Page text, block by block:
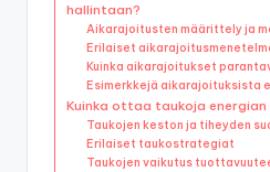
hallintaan?
Aikarajoitusten määrittely ja
Erilaiset
Kuinka aikarajoitukset
Esimerkkejä aikarajoituksista
Kuinka ottaa taukoja
Taukojen keston ja tiheyden
Erilaiset taukostrategiat
Taukojen vaikutus